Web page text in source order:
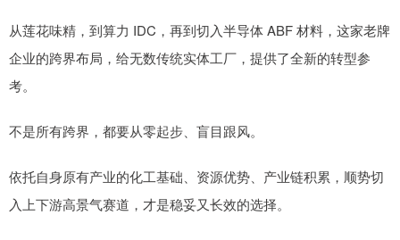
从莲花味精，到算力 IDC，再到切入半导体 ABF 材料，这家老牌
企业的跨界布局，给无数传统实体工厂，提供了全新的转型参
考。
不是所有跨界，都要从零起步、盲目跟风。
依托自身原有产业的化工基础、资源优势、产业链积累，顺势切
入上下游高景气赛道，才是稳妥又长效的选择。